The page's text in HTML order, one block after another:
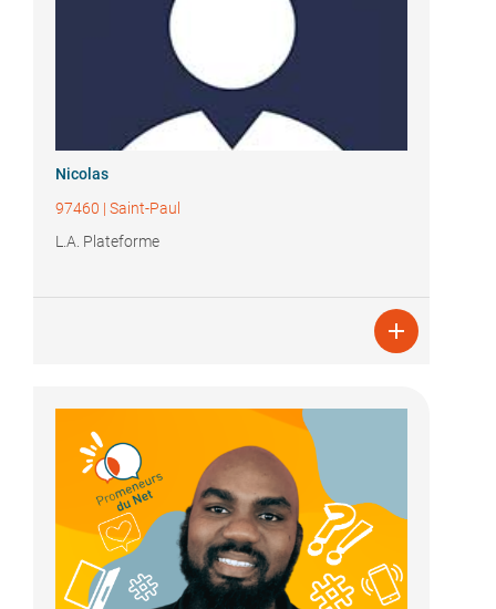
Nicolas
97460 | Saint-Paul
L.A. Plateforme
